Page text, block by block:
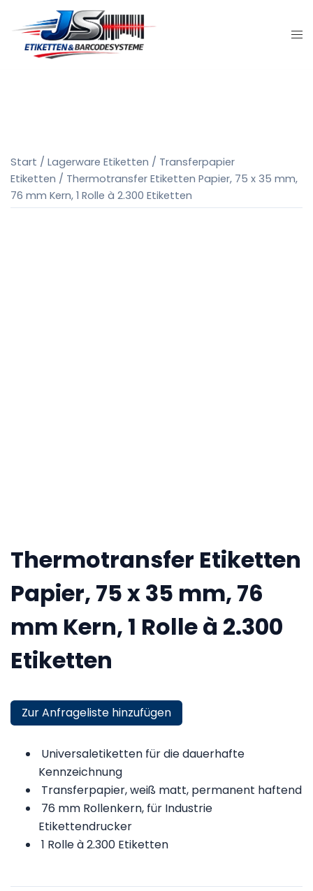
Inhalt
springen
Start / Lagerware Etiketten / Transferpapier
Etiketten / Thermotransfer Etiketten Papier, 75 x 35 mm,
76 mm Kern, 1 Rolle à 2.300 Etiketten
Thermotransfer Etiketten
Papier, 75 x 35 mm, 76
mm Kern, 1 Rolle à 2.300
Etiketten
Zur Anfrageliste hinzufügen
Universaletiketten für die dauerhafte
Kennzeichnung
Transferpapier, weiß matt, permanent haftend
76 mm Rollenkern, für Industrie
Etikettendrucker
1 Rolle à 2.300 Etiketten